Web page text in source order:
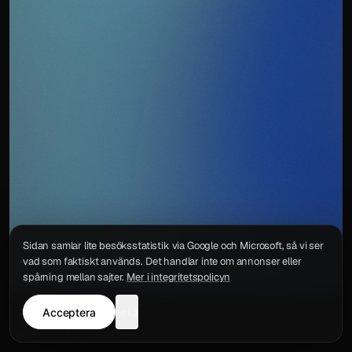
IntegritetspolicyKontakt
Sidan samlar lite besöksstatistik via Google och Microsoft, så vi ser
vad som faktiskt används. Det handlar inte om annonser eller
spårning mellan sajter. Mer i integritetspolicyn
Acceptera neka